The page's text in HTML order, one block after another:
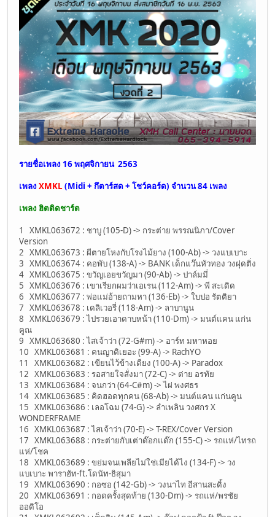
รายชื่อเพลง 16 พฤศจิกายน 2563
เพลง XMKL (Midi + กึตาร์สด + โชว์คอร์ด) จำนวน84 เพลง
เพลง ฮิตติดชาร์ต
1 XMKL063672 : ชาบู (105-D) -> กระต่าย พรรณนิภา/Cover
Version
2 XMKL063673 : ผีตายโหงกับโรงไม้ยาง (100-Ab) -> วงแบเบาะ
3 XMKL063674 : คอพับ (138-A) -> BANK เด็กแว๊นหัวทอง วงฝุดติ่ง
4 XMKL063675 : ขวัญเอยขวัญมา (90-Ab) -> ปาล์มมี่
5 XMKL063676 : เขาเรียกผมว่าเอเรน (112-Am) -> พี สะเดิด
6 XMKL063677 : พ่อแม่อ้ายถามหา (136-Eb) -> ใบปอ รัตติยา
7 XMKL063678 : เดลิเวอรี่ (118-Am) -> ลาบานูน
8 XMKL063679 : ไปรวยเอาดาบหน้า (110-Dm) -> มนต์แคน แก่น
คูณ
9 XMKL063680 : ไสเจ้าว่า (72-G#m) -> อาร์ท มหาหอย
10 XMKL063681 : คนญาติเยอะ (99-A) -> RachYO
11 XMKL063682 : เขียนไว้ข้างเดียง (100-A) -> Paradox
12 XMKL063683 : รอสายใจสั่งมา (72-C) -> ต่าย อรทัย
13 XMKL063684 : จนกว่า (64-C#m) -> ไผ่ พงศธร
14 XMKL063685 : คิดฮอดทุกคน (68-Ab) -> มนต์แคน แก่นคูน
15 XMKL063686 : เลอโฉม (74-G) -> ลำเพลิน วงศกร X
WONDERFRAME
16 XMKL063687 : ไสเจ้าว่า (70-E) -> T-REX/Cover Version
17 XMKL063688 : กระต่ายกับเต่าด๊อกแด๊ก (155-C) -> รถแห่/ไทรถ
แห่/โชค
18 XMKL063689 : ขย่มจนเพลียไม่ใช่เมียได้ไง (134-F) -> วง
แบเบาะ พาราฮัท-ft.โดนัท-ธิสุมา
19 XMKL063690 : กอซอ (142-Gb) -> วงนาไท อีสานสะดิ้ง
20 XMKL063691 : กอดครั้งสุดท้าย (130-Dm) -> รถแห่/พรชัย
ออดิโอ